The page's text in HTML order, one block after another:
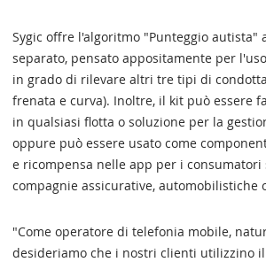
Sygic offre l'algoritmo "Punteggio autista"
separato, pensato appositamente per
in grado di rilevare altri tre tipi di
frenata e curva). Inoltre, il kit può essere
in qualsiasi flotta o soluzione per la
oppure può essere usato come
e ricompensa nelle app per i consumatori
compagnie assicurative, automobilistiche
"Come operatore di telefonia mobile,
desideriamo che i nostri clienti utilizzino